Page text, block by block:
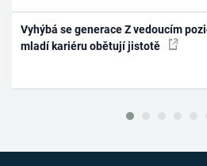
Vyhýbá se generace Z vedoucím
mladí kariéru obětují jistotě